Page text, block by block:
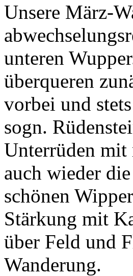
Unsere März-
unteren
überqueren
vorbei und
sogn.
Unterrüden mit
auch wieder
schönen
Stärkung mit
über Feld und
Wanderung.